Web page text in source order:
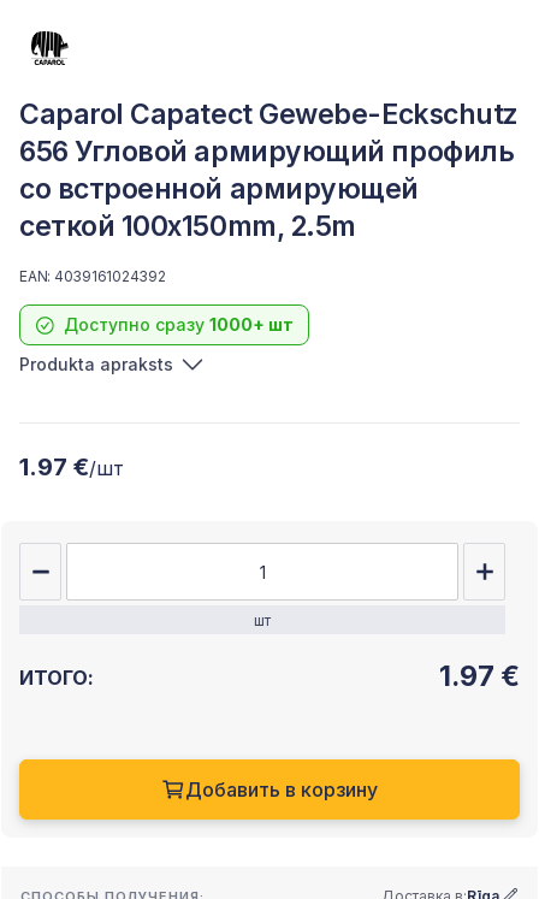
Caparol Capatect Gewebe-Eckschutz
656 Угловой армирующий профиль
со встроенной армирующей
сеткой 100x150mm, 2.5m
Доступно сразу 1000+ шт
EAN: 4039161024392
Produkta apraksts
1.97 €/шт
шт
ИТОГО: 1.97 €
Добавить в корзину